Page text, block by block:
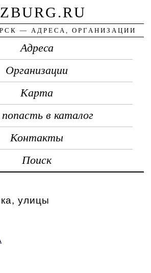
— АДРЕСА, ОРГАНИЗАЦИИ
Адреса
Организации
Карта
в каталог
Контакты
Поиск
улицы